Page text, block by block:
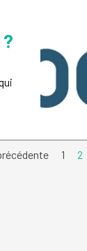
Aller
1
2